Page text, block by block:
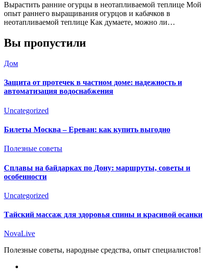
Вырастить ранние огурцы в неотапливаемой теплице Мой
опыт раннего выращивания огурцов и кабачков в
неотапливаемой теплице Как думаете, можно ли…
Вы пропустили
Дом
Защита от протечек в частном доме: надежность и
автоматизация водоснабжения
Uncategorized
Билеты Москва – Ереван: как купить выгодно
Полезные советы
Сплавы на байдарках по Дону: маршруты, советы и
особенности
Uncategorized
Тайский массаж для здоровья спины и красивой осанки
NovaLive
Полезные советы, народные средства, опыт специалистов!